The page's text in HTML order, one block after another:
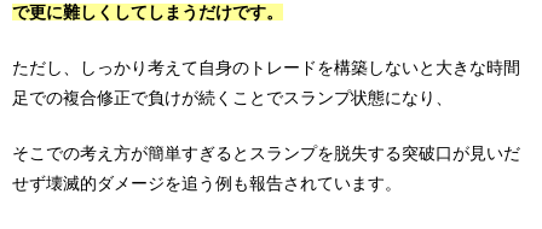
で更に難しくしてしまうだけです。
ただし、しっかり考えて自身のトレードを構築しないと大きな時間
足での複合修正で負けが続くことでスランプ状態になり、
そこでの考え方が簡単すぎるとスランプを脱失する突破口が見いだ
せず壊滅的ダメージを追う例も報告されています。